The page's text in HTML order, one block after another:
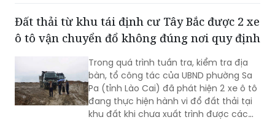
02 đối tượng này bị khởi tố tội danh
“Đánh bạc”.
Trong quá trình tuần tra, kiểm tra địa
bàn, tổ công tác của UBND phường Sa
Pa (tỉnh Lào Cai) đã phát hiện 2 xe ô tô
đang thực hiện hành vi đổ đất thải tại
khu đất khi chưa xuất trình được các
giấy tờ pháp lý liên quan.
Khởi tố hai người sản xuất “thuốc Đông y